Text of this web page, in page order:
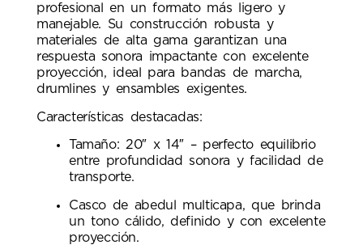
profesional en un formato más ligero y
manejable. Su construcción robusta y
materiales de alta gama garantizan una
respuesta sonora impactante con excelente
proyección, ideal para bandas de marcha,
drumlines y ensambles exigentes.
Características destacadas:
Tamaño: 20″ x 14″ – perfecto equilibrio
entre profundidad sonora y facilidad de
transporte.
Casco de abedul multicapa, que brinda
un tono cálido, definido y con excelente
proyección.